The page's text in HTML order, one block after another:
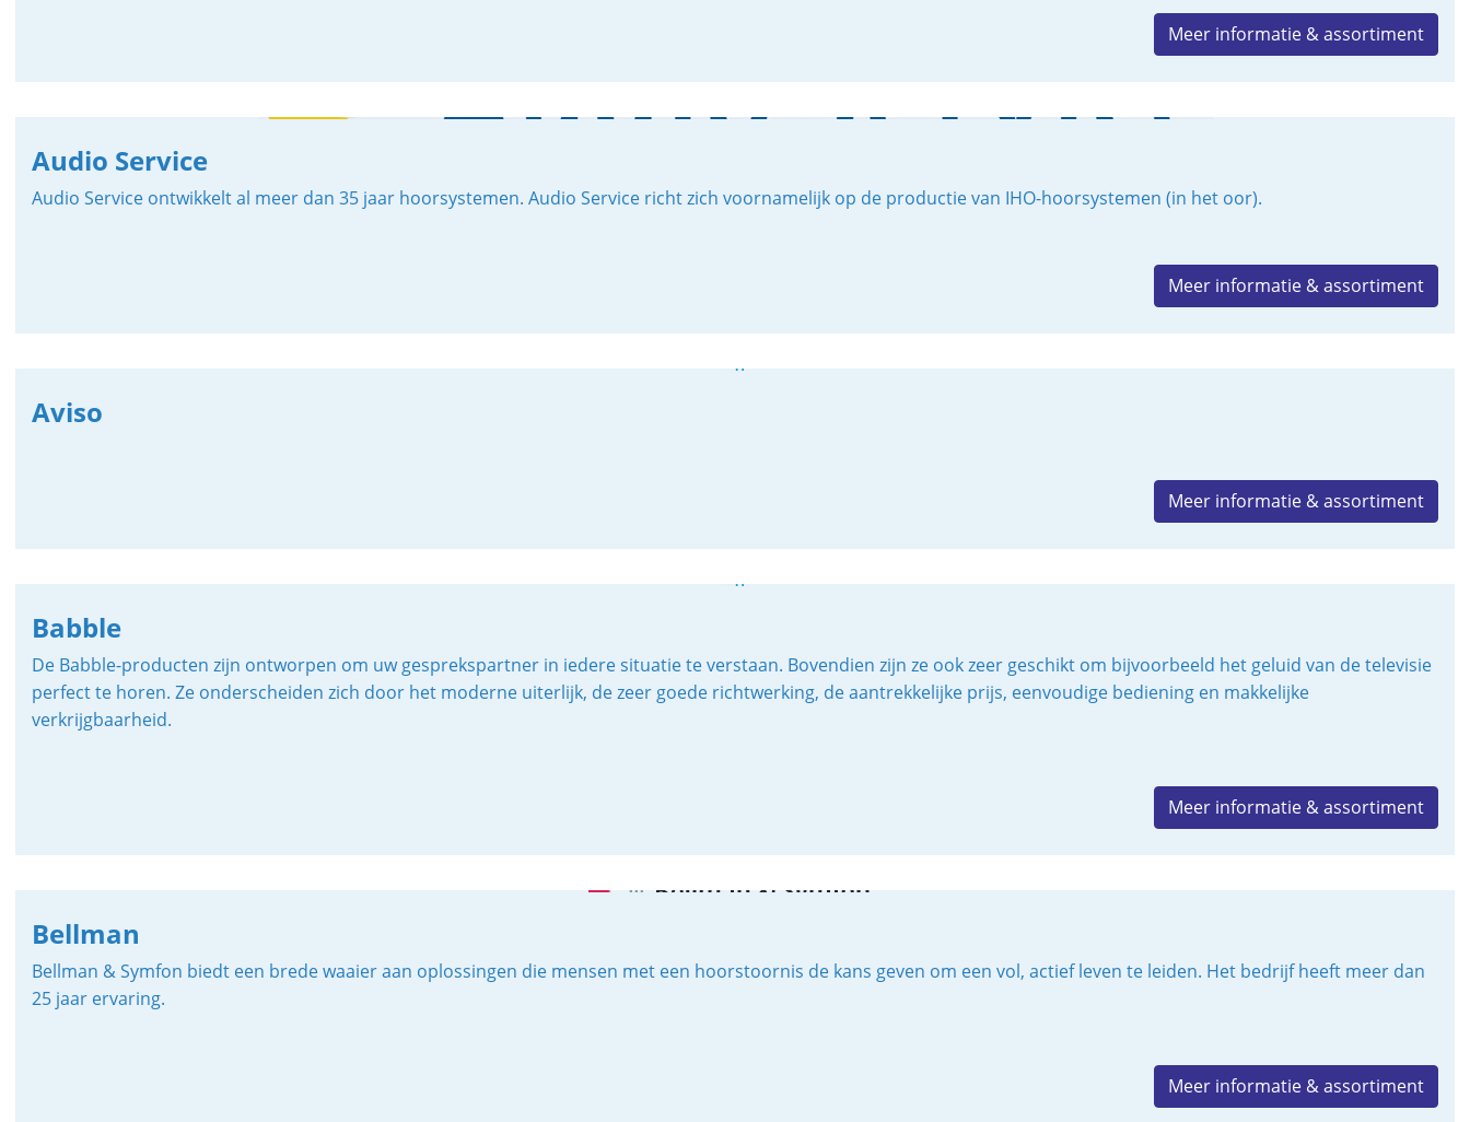
Meer informatie & assortiment
Audio Service
Audio Service ontwikkelt al meer dan 35 jaar hoorsystemen. Audio Service richt zich voornamelijk op de productie van IHO-hoorsystemen (in het oor).
Meer informatie & assortiment
Aviso
Meer informatie & assortiment
Babble
De Babble-producten zijn ontworpen om uw gesprekspartner in iedere situatie te verstaan. Bovendien zijn ze ook zeer geschikt om bijvoorbeeld het geluid van de televisie
perfect te horen. Ze onderscheiden zich door het moderne uiterlijk, de zeer goede richtwerking, de aantrekkelijke prijs, eenvoudige bediening en makkelijke
verkrijgbaarheid.
Meer informatie & assortiment
Bellman
Bellman & Symfon biedt een brede waaier aan oplossingen die mensen met een hoorstoornis de kans geven om een vol, actief leven te leiden. Het bedrijf heeft meer dan
25 jaar ervaring.
Meer informatie & assortiment